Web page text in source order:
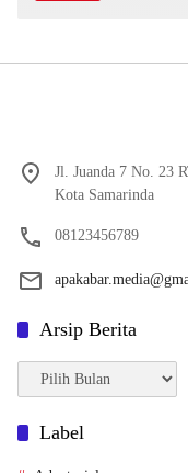
Jl. Juanda 7 No. 23
Kota Samarinda
08123456789
Arsip Berita
Arsip
Berita
Label